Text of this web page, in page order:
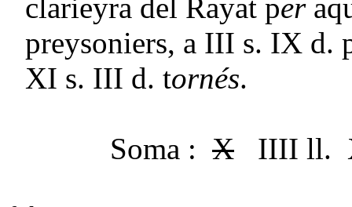
clarieyra del Rayat per
preysoniers, a III s. IX d.
XI s. III d. tornés.
Soma : X IIII ll.